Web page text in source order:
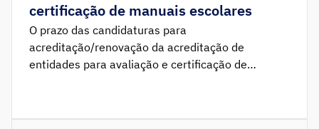
certificação de manuais escolares
O prazo das candidaturas para
acreditação/renovação da acreditação de
entidades para avaliação e certificação de
maio de 2026, inclusive. Este procedimento